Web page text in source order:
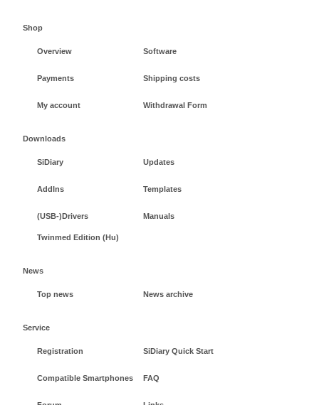
Shop
Overview Software
Payments Shipping costs
My account Withdrawal Form
Downloads
SiDiary Updates
AddIns Templates
(USB-)Drivers Manuals
Twinmed Edition (Hu)
News
Top news News archive
Service
Registration SiDiary Quick Start
Compatible Smartphones FAQ